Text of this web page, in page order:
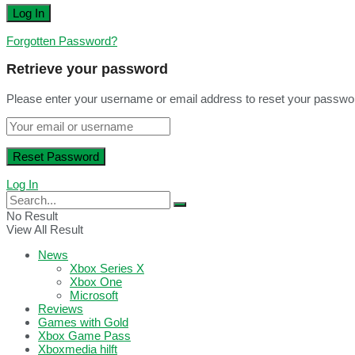
Forgotten Password?
Retrieve your password
Please enter your username or email address to reset your
Log In
No Result
View All Result
News
Xbox Series X
Xbox One
Microsoft
Reviews
Games with Gold
Xbox Game Pass
Xboxmedia hilft